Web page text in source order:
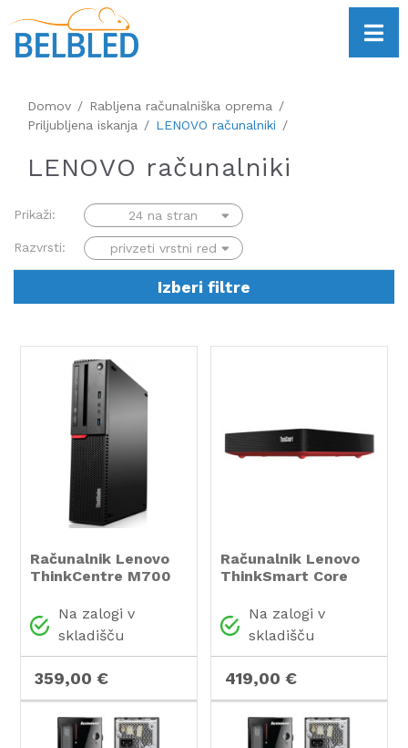
Domov
Rabljena računalniška oprema
Priljubljena iskanja
LENOVO računalniki
LENOVO računalniki
Prikaži:
Razvrsti:
Izberi filtre
Računalnik Lenovo
ThinkCentre M700
SSD Disk
Na zalogi v
skladišču
359,00 €
Računalnik Lenovo
ThinkSmart Core
i5 / RAM 8 GB / SSD
Disk
Na zalogi v
skladišču
419,00 €